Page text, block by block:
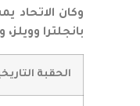
وكان الاتحاد
بانجلترا وويلز،
الحقبة